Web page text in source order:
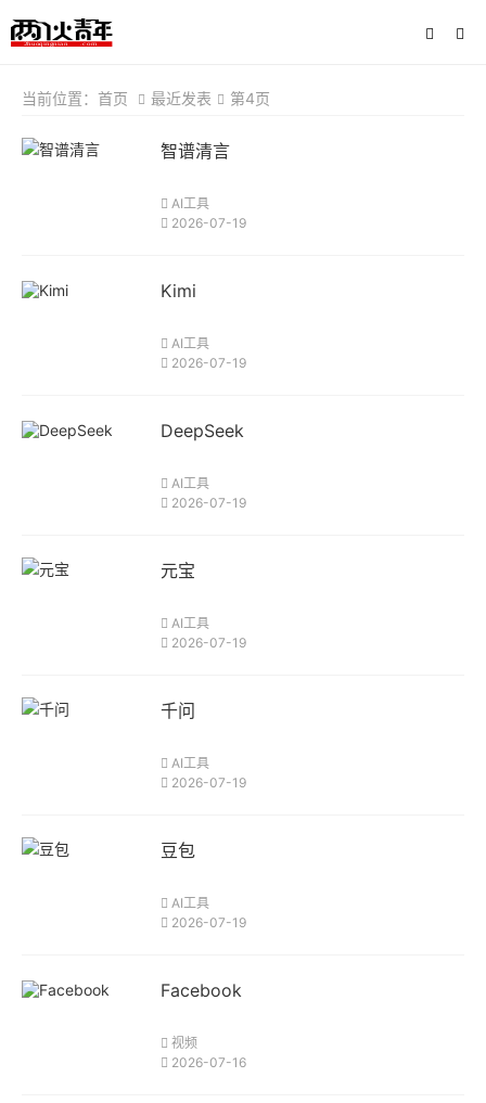
当前位置： 首页 最近发表 第4页
智谱清言
AI工具
2026-07-19
Kimi
AI工具
2026-07-19
DeepSeek
AI工具
2026-07-19
元宝
AI工具
2026-07-19
千问
AI工具
2026-07-19
豆包
AI工具
2026-07-19
Facebook
视频
2026-07-16